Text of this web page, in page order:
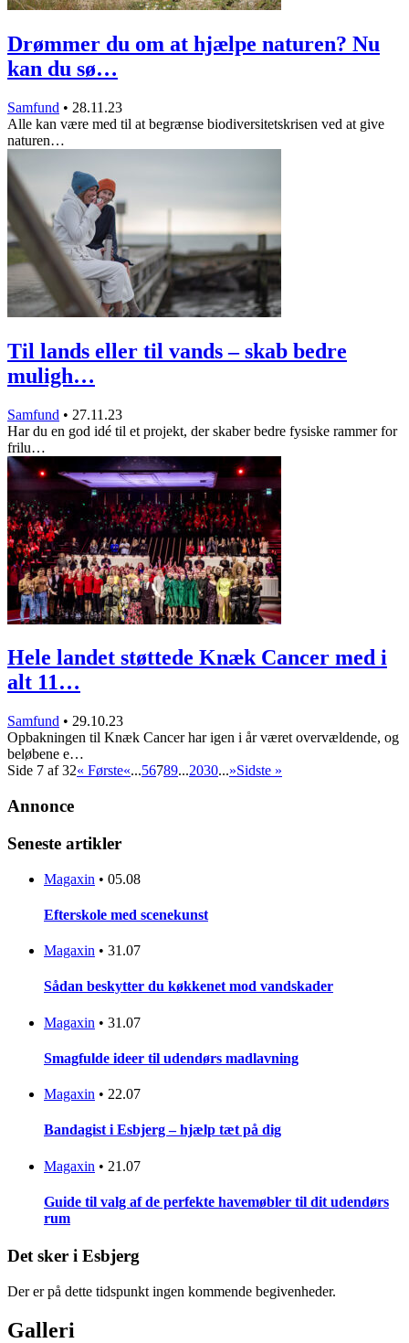
Drømmer du om at hjælpe naturen? Nu
kan du sø…
Samfund • 28.11.23
Alle kan være med til at begrænse biodiversitetskrisen ved at give
naturen…
Til lands eller til vands – skab bedre
muligh…
Samfund • 27.11.23
Har du en god idé til et projekt, der skaber bedre fysiske rammer for
frilu…
Hele landet støttede Knæk Cancer med i
alt 11…
Samfund • 29.10.23
Opbakningen til Knæk Cancer har igen i år været overvældende, og
beløbene e…
Side 7 af 32« Første«...56789...2030...»Sidste »
Annonce
Seneste artikler
Magaxin • 05.08
Efterskole med scenekunst
Magaxin • 31.07
Sådan beskytter du køkkenet mod vandskader
Magaxin • 31.07
Smagfulde ideer til udendørs madlavning
Magaxin • 22.07
Bandagist i Esbjerg – hjælp tæt på dig
Magaxin • 21.07
Guide til valg af de perfekte havemøbler til dit udendørs
rum
Det sker i Esbjerg
Der er på dette tidspunkt ingen kommende begivenheder.
Galleri